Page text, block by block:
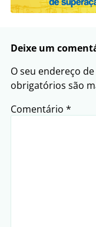
Deixe um
O seu endereço
obrigatórios são
Comentário *